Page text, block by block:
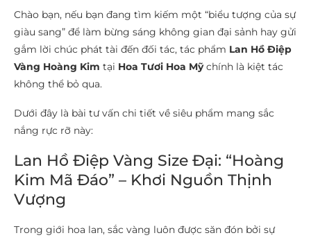
Chào bạn, nếu bạn đang tìm kiếm một “biểu tượng của sự
giàu sang” để làm bừng sáng không gian đại sảnh hay gửi
gắm lời chúc phát tài đến đối tác, tác phẩm Lan Hồ Điệp
Vàng Hoàng Kim tại Hoa Tươi Hoa Mỹchính là kiệt tác
không thể bỏ qua.
Dưới đây là bài tư vấn chi tiết về siêu phẩm mang sắc
nắng rực rỡ này:
Lan Hồ Điệp Vàng Size Đại: “Hoàng
Kim Mã Đáo” – Khơi Nguồn Thịnh
Vượng
Trong giới hoa lan, sắc vàng luôn được săn đón bởi sự